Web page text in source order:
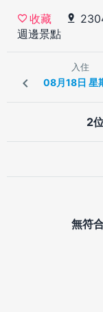
收藏
週邊景點
入住
2
無符